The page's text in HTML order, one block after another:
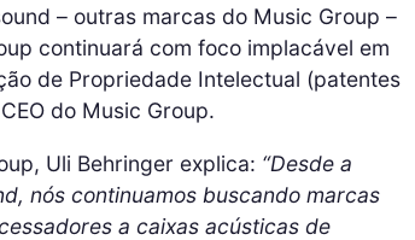
– outras marcas do Music Group –
continuará com foco implacável em
de Propriedade Intelectual (patentes
do Music Group.
Uli Behringer explica: “Desde a
nós continuamos buscando marcas
a caixas acústicas de